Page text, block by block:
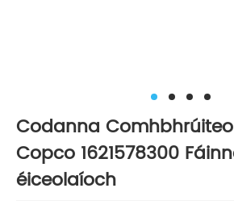
Codanna
Copco 1621578300
éiceolaíoch